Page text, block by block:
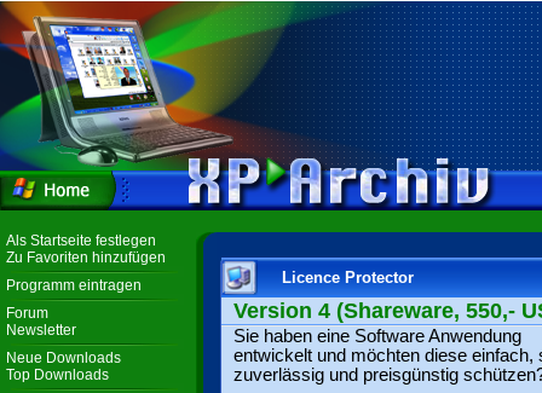
Als Startseite festlegen
Zu Favoriten hinzufügen
Programm eintragen
Forum
Newsletter
Neue Downloads
Top Downloads
Licence Protector
Version 4 (Shareware, 550,-
Sie haben eine Software Anwendung
entwickelt und möchten diese einfach,
zuverlässig und preisgünstig